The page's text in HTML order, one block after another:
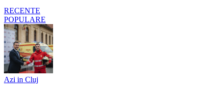
RECENTE
POPULARE
Azi in Cluj